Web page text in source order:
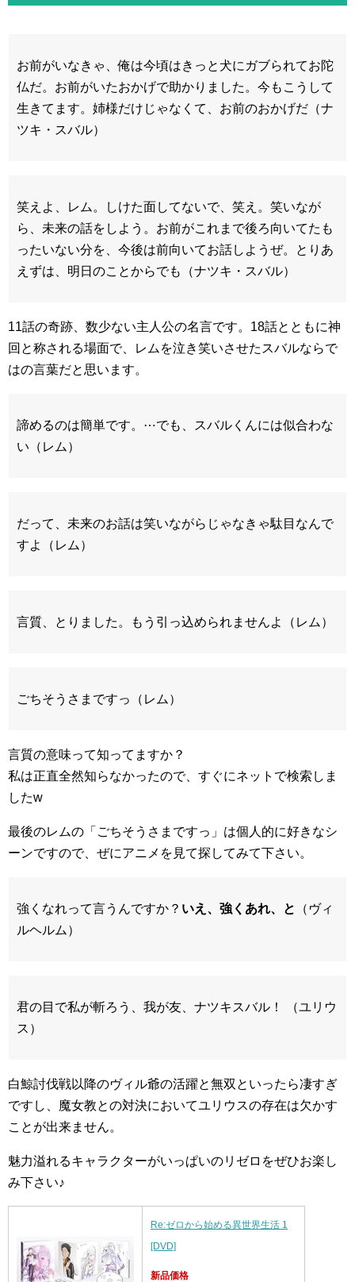
お前がいなきゃ、俺は今頃はきっと犬にガブられてお陀
仏だ。お前がいたおかげで助かりました。今もこうして
生きてます。姉様だけじゃなくて、お前のおかげだ（ナ
ツキ・スバル）
笑えよ、レム。しけた面してないで、笑え。笑いなが
ら、未来の話をしよう。お前がこれまで後ろ向いてたも
ったいない分を、今後は前向いてお話しようぜ。とりあ
えずは、明日のことからでも（ナツキ・スバル）
11話の奇跡、数少ない主人公の名言です。18話とともに神
回と称される場面で、レムを泣き笑いさせたスバルならで
はの言葉だと思います。
諦めるのは簡単です。⋯でも、スバルくんには似合わな
い（レム）
だって、未来のお話は笑いながらじゃなきゃ駄目なんで
すよ（レム）
言質、とりました。もう引っ込められませんよ（レム）
ごちそうさまですっ（レム）
言質の意味って知ってますか？
私は正直全然知らなかったので、すぐにネットで検索しま
したw
最後のレムの「ごちそうさまですっ」は個人的に好きなシ
ーンですので、ぜにアニメを見て探してみて下さい。
強くなれって言うんですか？ いえ、強くあれ、と
（ヴィ
ルヘルム）
君の目で私が斬ろう、我が友、ナツキスバル！ （ユリウ
ス）
白鯨討伐戦以降のヴィル爺の活躍と無双といったら凄すぎ
ですし、魔女教との対決においてユリウスの存在は欠かす
ことが出来ません。
魅力溢れるキャラクターがいっぱいのリゼロをぜひお楽し
み下さい♪
Re:ゼロから始める異世界生活 1
[DVD]
新品価格